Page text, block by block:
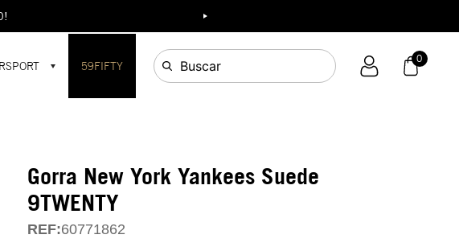
Era en Colombia!
59FIFTY Buscar 0
Gorra New York Yankees Suede
9TWENTY
REF:60771862